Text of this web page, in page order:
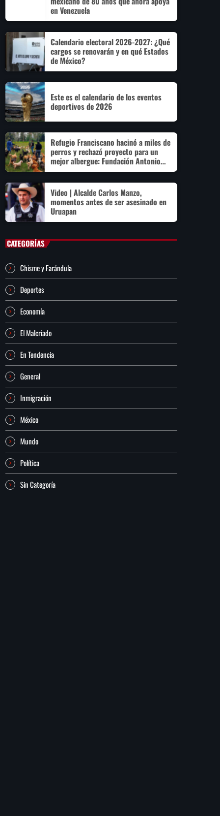
en Venezuela
Calendario electoral 2026-2027: ¿Qué
cargos se renovarán y en qué Estados
de México?
Este es el calendario de los eventos
deportivos de 2026
Refugio Franciscano hacinó a miles de
perros y rechazó proyecto para un
mejor albergue: Fundación Antonio
Hagenbeck
Video | Alcalde Carlos Manzo,
momentos antes de ser asesinado en
Uruapan
CATEGORÍAS
Chisme y Farándula
Deportes
Economía
El Malcriado
En Tendencia
General
Inmigración
México
Mundo
Política
Sin Categoría